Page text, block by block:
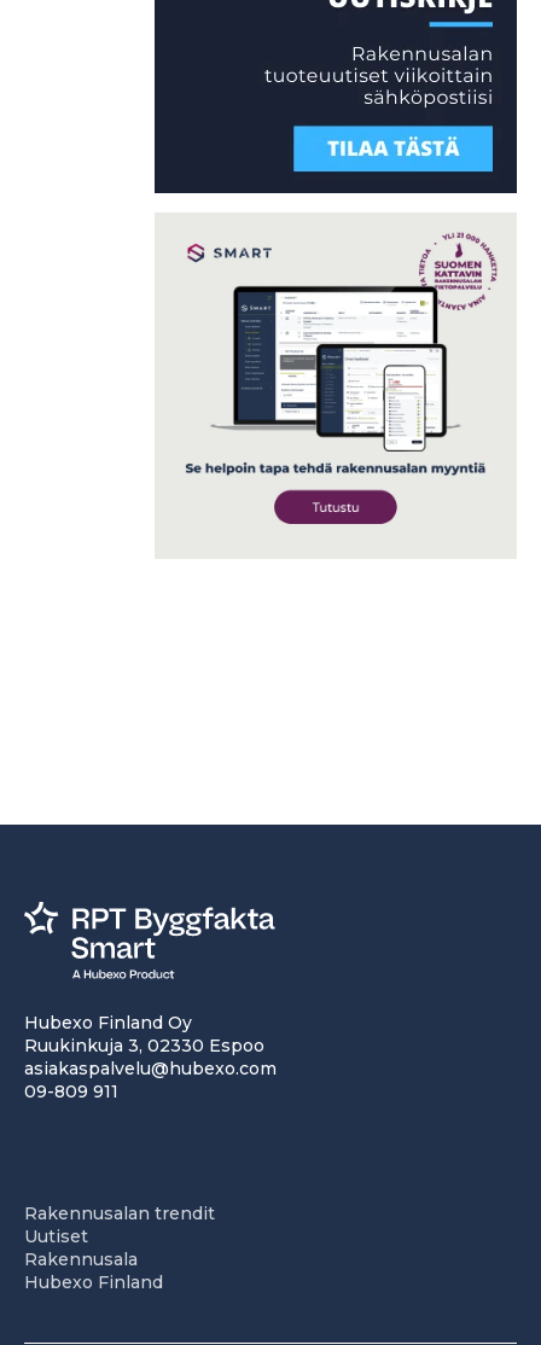
Hubexo Finland Oy
Ruukinkuja 3, 02330 Espoo
asiakaspalvelu@hubexo.com
09-809 911
Rakennusalan trendit
Uutiset
Rakennusala
Hubexo Finland